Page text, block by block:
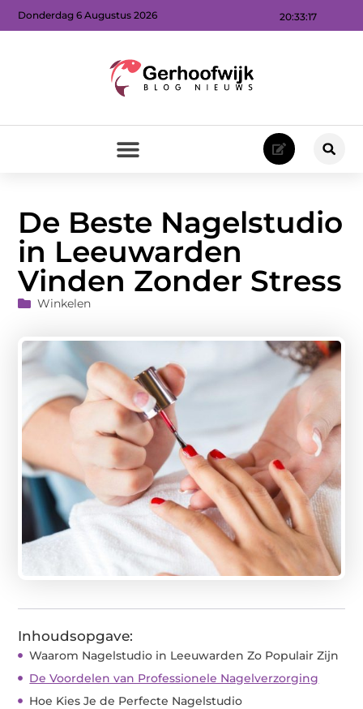
20:33:18
Donderdag 6 Augustus 2026
De Beste Nagelstudio
in Leeuwarden
Vinden Zonder Stress
Winkelen
Inhoudsopgave:
Waarom Nagelstudio in Leeuwarden Zo Populair Zijn
De Voordelen van Professionele Nagelverzorging
Hoe Kies Je de Perfecte Nagelstudio